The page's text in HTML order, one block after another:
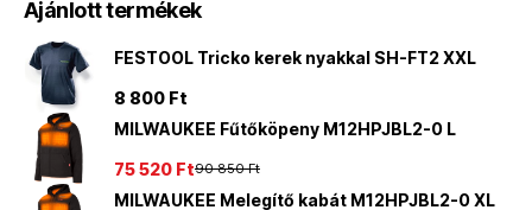
Ajánlott termékek
FESTOOL Tricko kerek nyakkal SH-FT2 XXL
8 800 Ft
MILWAUKEE Fűtőköpeny M12HPJBL2-0 L
90 850 Ft
75 520 Ft
MILWAUKEE Melegítő kabát M12HPJBL2-0 XL